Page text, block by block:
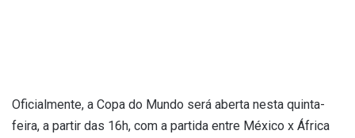
Oficialmente, a Copa do Mundo será aberta nesta quinta-
feira, a partir das 16h, com a partida entre México x África